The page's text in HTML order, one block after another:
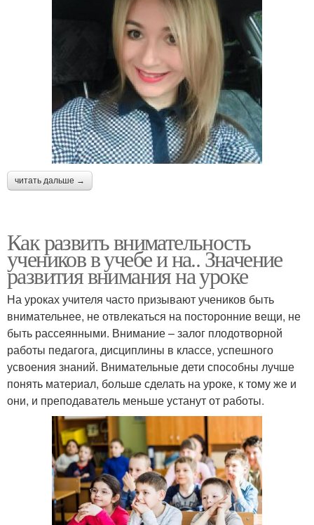
читать дальше →
Как развить внимательность
учеников в учебе и на.. Значение
развития внимания на уроке
На уроках учителя часто призывают учеников быть
внимательнее, не отвлекаться на посторонние вещи, не
быть рассеянными. Внимание – залог плодотворной
работы педагога, дисциплины в классе, успешного
усвоения знаний. Внимательные дети способны лучше
понять материал, больше сделать на уроке, к тому же и
они, и преподаватель меньше устанут от работы.